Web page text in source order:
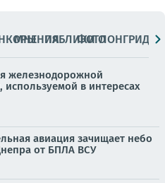
МНЕНИЯПАБЛИКИ
ФОТОЛОНГРИДЫ
железнодорожной
используемой в интересах
авиация зачищает небо
от БПЛА ВСУ